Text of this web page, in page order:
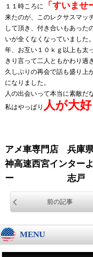
１１時ころに
「すいませ
来たのが、このレクサスマッ
して頂き、付き合いもあった
いが全くなくなっていました
年、お互い１０ｋｇ以上も太
きり言って二人ともかわり過
久しぶりの再会で話も盛り上
になりました。
人の出会いって本当に素敵だ
私はやっぱり 人が大好
アメ車専門店 兵庫
神高速西宮インタ
ー 志戸
前の記事
MENU